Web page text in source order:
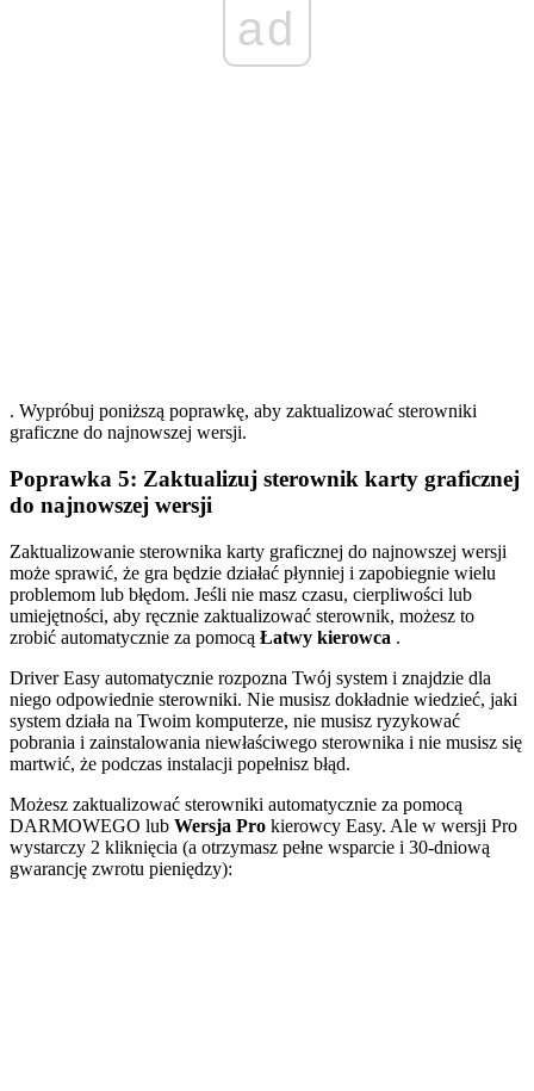
ad
. Wypróbuj poniższą poprawkę, aby zaktualizować sterowniki
graficzne do najnowszej wersji.
Poprawka 5: Zaktualizuj sterownik karty graficznej
do najnowszej wersji
Zaktualizowanie sterownika karty graficznej do najnowszej wersji
może sprawić, że gra będzie działać płynniej i zapobiegnie wielu
problemom lub błędom. Jeśli nie masz czasu, cierpliwości lub
umiejętności, aby ręcznie zaktualizować sterownik, możesz to
zrobić automatycznie za pomocą Łatwy kierowca .
Driver Easy automatycznie rozpozna Twój system i znajdzie dla
niego odpowiednie sterowniki. Nie musisz dokładnie wiedzieć, jaki
system działa na Twoim komputerze, nie musisz ryzykować
pobrania i zainstalowania niewłaściwego sterownika i nie musisz się
martwić, że podczas instalacji popełnisz błąd.
Możesz zaktualizować sterowniki automatycznie za pomocą
DARMOWEGO lub Wersja Pro kierowcy Easy. Ale w wersji Pro
wystarczy 2 kliknięcia (a otrzymasz pełne wsparcie i 30-dniową
gwarancję zwrotu pieniędzy):